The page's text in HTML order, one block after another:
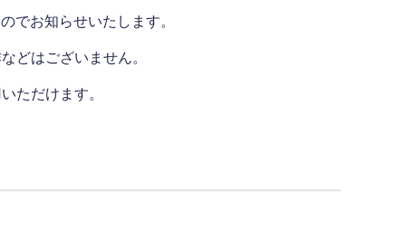
でお知らせいたします。
どはございません。
ただけます。